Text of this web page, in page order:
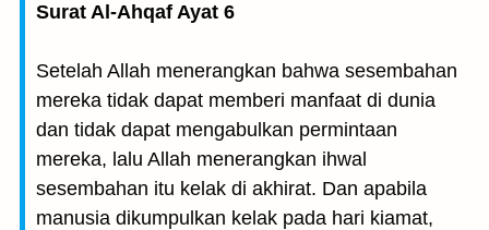
Surat Al-Ahqaf Ayat 6
Setelah Allah menerangkan bahwa sesembahan
mereka tidak dapat memberi manfaat di dunia
dan tidak dapat mengabulkan permintaan
mereka, lalu Allah menerangkan ihwal
sesembahan itu kelak di akhirat. Dan apabila
manusia dikumpulkan kelak pada hari kiamat,